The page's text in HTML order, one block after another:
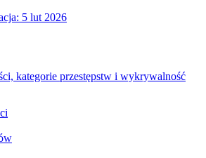
5 lut 2026
kategorie przestępstw i wykrywalność